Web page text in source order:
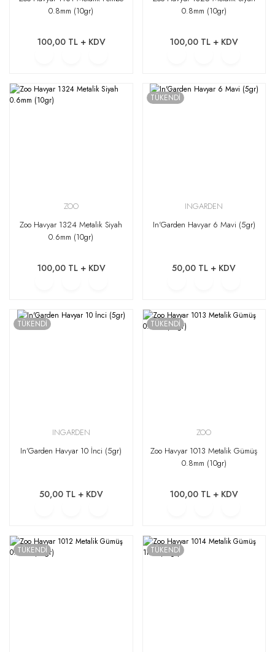
0.8mm (10gr)
100,00 TL + KDV
0.8mm (10gr)
100,00 TL + KDV
ZOO
Zoo Havyar 1324 Metalik Siyah
0.6mm (10gr)
100,00 TL + KDV
TÜKENDİ
INGARDEN
In'Garden Havyar 6 Mavi (5gr)
50,00 TL + KDV
TÜKENDİ
INGARDEN
In'Garden Havyar 10 İnci (5gr)
50,00 TL + KDV
TÜKENDİ
ZOO
Zoo Havyar 1013 Metalik Gümüş
0.8mm (10gr)
100,00 TL + KDV
TÜKENDİ TÜKENDİ